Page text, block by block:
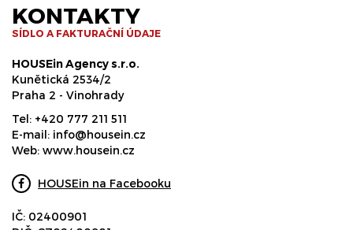
KONTAKTY
SÍDLO A FAKTURAČNÍ ÚDAJE
HOUSEin Agency s.r.o.
Kunětická 2534/2
Praha 2 - Vinohrady
Tel: +420 777 211 511
E-mail: info@housein.cz
Web: www.housein.cz
HOUSEin na Facebooku
IČ: 02400901